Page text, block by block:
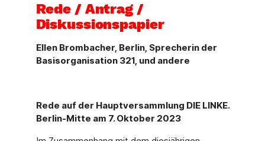
Rede / Antrag /
Diskussionspapier
Ellen Brombacher, Berlin, Sprecherin der
Basisorganisation 321, und andere
Rede auf der Hauptversammlung DIE LINKE.
Berlin-Mitte am 7. Oktober 2023